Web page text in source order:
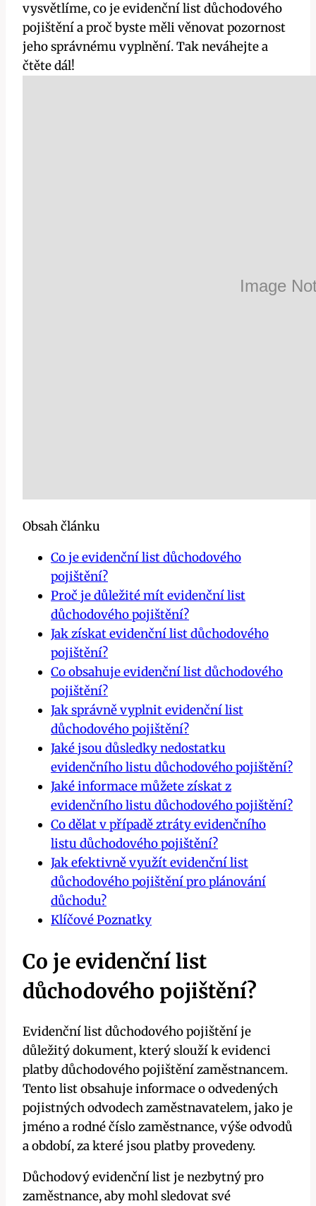
vysvětlíme, co je evidenční list důchodového
pojištění a proč byste měli věnovat pozornost
jeho správnému vyplnění. Tak neváhejte a
čtěte dál!
Obsah článku
Co je evidenční list důchodového
pojištění?
Proč je důležité mít evidenční list
důchodového pojištění?
Jak získat evidenční list důchodového
pojištění?
Co obsahuje evidenční list důchodového
pojištění?
Jak správně vyplnit evidenční list
důchodového pojištění?
Jaké jsou důsledky nedostatku
evidenčního listu důchodového pojištění?
Jaké informace můžete získat z
evidenčního listu důchodového pojištění?
Co dělat v případě ztráty evidenčního
listu důchodového pojištění?
Jak efektivně využít evidenční list
důchodového pojištění pro plánování
důchodu?
Klíčové Poznatky
Co je evidenční list
důchodového pojištění?
Evidenční list důchodového pojištění je
důležitý dokument, který slouží k evidenci
platby důchodového pojištění zaměstnancem.
Tento list obsahuje informace o odvedených
pojistných odvodech zaměstnavatelem, jako je
jméno a rodné číslo zaměstnance, výše odvodů
a období, za které jsou platby provedeny.
Důchodový evidenční list je nezbytný pro
zaměstnance, aby mohl sledovat své